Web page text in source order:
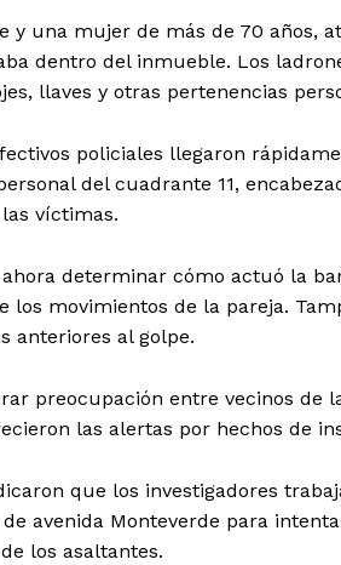
y una mujer de más de 70 años,
dentro del inmueble. Los
llaves y otras pertenencias
policiales llegaron
del cuadrante 11,
víctimas.
determinar cómo actuó la
los movimientos de la pareja.
anteriores al golpe.
preocupación entre vecinos de
las alertas por hechos de
que los investigadores
avenida Monteverde para
los asaltantes.